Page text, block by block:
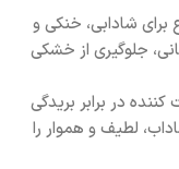
برای شادابی، خنکی و
جلوگیری از خشکی
در برابر بریدگی
لطیف و هموار را